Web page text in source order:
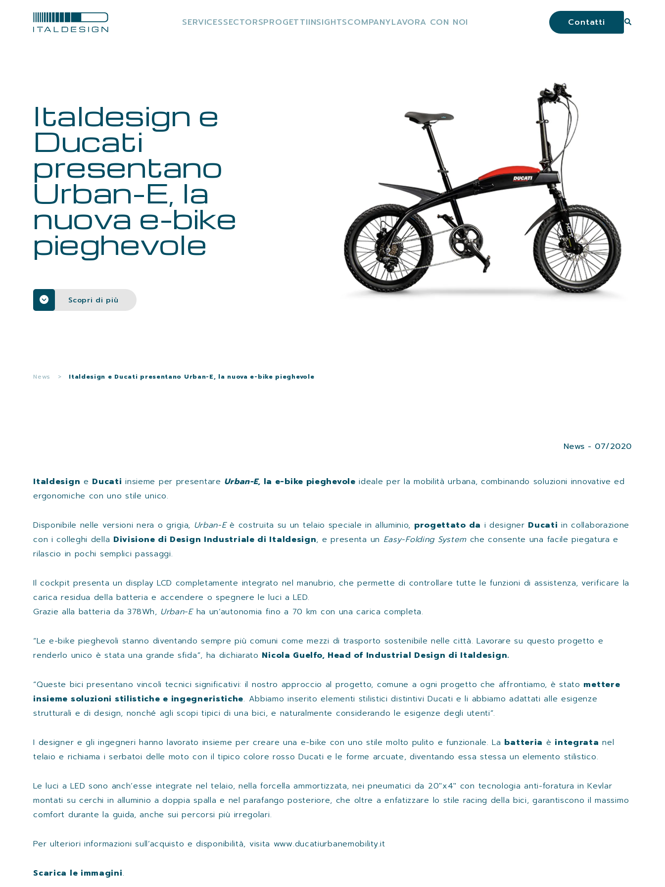
SERVICESSECTORSPROGETTIINSIGHTSCOMPANYLAVORA CON NOI Contatti
Italdesign e
Ducati
presentano
Urban-E, la
nuova e-bike
pieghevole
Scopri di più
News > Italdesign e Ducati presentano Urban-E, la nuova e-bike pieghevole
News - 07/2020
Italdesign e Ducati insieme per presentare Urban-E, la e-bike pieghevole ideale per la mobilità urbana, combinando soluzioni innovative ed
ergonomiche con uno stile unico.
Disponibile nelle versioni nera o grigia, Urban-Eè costruita su un telaio speciale in alluminio, progettato da i designer Ducati in collaborazione
con i colleghi della Divisione di Design Industriale di Italdesign, e presenta un Easy-Folding Systemche consente una facile piegatura e
rilascio in pochi semplici passaggi.
Il cockpit presenta un display LCD completamente integrato nel manubrio, che permette di controllare tutte le funzioni di assistenza, verificare la
carica residua della batteria e accendere o spegnere le luci a LED.
Grazie alla batteria da 378Wh, Urban-Eha un’autonomia fino a 70 km con una carica completa.
“Le e-bike pieghevoli stanno diventando sempre più comuni come mezzi di trasporto sostenibile nelle città. Lavorare su questo progetto e
renderlo unico è stata una grande sfida”, ha dichiarato Nicola Guelfo, Head of Industrial Design di Italdesign.
“Queste bici presentano vincoli tecnici significativi: il nostro approccio al progetto, comune a ogni progetto che affrontiamo, è stato mettere
insieme soluzioni stilistiche e ingegneristiche. Abbiamo inserito elementi stilistici distintivi Ducati e li abbiamo adattati alle esigenze
strutturali e di design, nonché agli scopi tipici di una bici, e naturalmente considerando le esigenze degli utenti”.
I designer e gli ingegneri hanno lavorato insieme per creare una e-bike con uno stile molto pulito e funzionale. La batteria è integrata nel
telaio e richiama i serbatoi delle moto con il tipico colore rosso Ducati e le forme arcuate, diventando essa stessa un elemento stilistico.
Le luci a LED sono anch’esse integrate nel telaio, nella forcella ammortizzata, nei pneumatici da 20″x4″ con tecnologia anti-foratura in Kevlar
montati su cerchi in alluminio a doppia spalla e nel parafango posteriore, che oltre a enfatizzare lo stile racing della bici, garantiscono il massimo
comfort durante la guida, anche sui percorsi più irregolari.
Per ulteriori informazioni sull’acquisto e disponibilità, visita www.ducatiurbanemobility.it
Scarica le immagini.